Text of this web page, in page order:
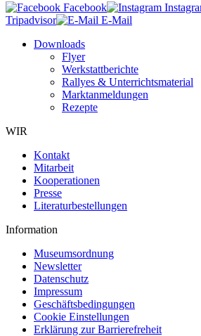
Facebook
Tripadvisor
E-Mail
Downloads
Flyer
Werkstattberichte
Rallyes & Unterrichtsmaterial
Marktanmeldungen
Rezepte
WIR
Kontakt
Mitarbeit
Kooperationen
Presse
Literaturbestellungen
Information
Museumsordnung
Newsletter
Datenschutz
Impressum
Geschäftsbedingungen
Cookie Einstellungen
Erklärung zur Barrierefreheit